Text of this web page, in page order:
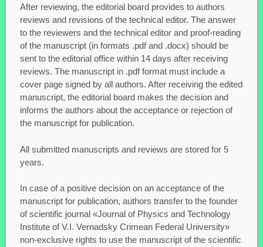
After reviewing, the editorial board provides to authors
reviews and revisions of the technical editor. The answer
to the reviewers and the technical editor and proof-reading
of the manuscript (in formats .pdf and .docx) should be
sent to the editorial office within 14 days after receiving
reviews. The manuscript in .pdf format must include a
cover page signed by all authors. After receiving the edited
manuscript, the editorial board makes the decision and
informs the authors about the acceptance or rejection of
the manuscript for publication.
All submitted manuscripts and reviews are stored for 5
years.
In case of a positive decision on an acceptance of the
manuscript for publication, authors transfer to the founder
of scientific journal «Journal of Physics and Technology
Institute of V.I. Vernadsky Crimean Federal University»
non-exclusive rights to use the manuscript of the scientific